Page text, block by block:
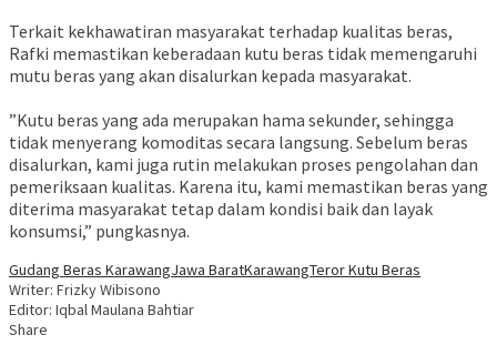
‎Terkait kekhawatiran masyarakat terhadap kualitas beras,
Rafki memastikan keberadaan kutu beras tidak memengaruhi
mutu beras yang akan disalurkan kepada masyarakat.
‎”Kutu beras yang ada merupakan hama sekunder, sehingga
tidak menyerang komoditas secara langsung. Sebelum beras
disalurkan, kami juga rutin melakukan proses pengolahan dan
pemeriksaan kualitas. Karena itu, kami memastikan beras yang
diterima masyarakat tetap dalam kondisi baik dan layak
konsumsi,” pungkasnya.
Gudang Beras KarawangJawa BaratKarawangTeror Kutu Beras
Writer: Frizky Wibisono
Editor: Iqbal Maulana Bahtiar
Share